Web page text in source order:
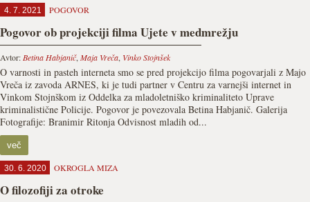
4. 7. 2021 POGOVOR
Pogovor ob projekciji filma Ujete v medmrežju
Avtor: Betina Habjanič, Maja Vreča, Vinko Stojnšek
O varnosti in pasteh interneta smo se pred projekcijo filma pogovarjali z Majo
Vreča iz zavoda ARNES, ki je tudi partner v Centru za varnejši internet in
Vinkom Stojnškom iz Oddelka za mladoletniško kriminaliteto Uprave
kriminalistične Policije. Pogovor je povezovala Betina Habjanič. Galerija
Fotografije: Branimir Ritonja Odvisnost mladih od...
več
30. 6. 2020 OKROGLA MIZA
O filozofiji za otroke